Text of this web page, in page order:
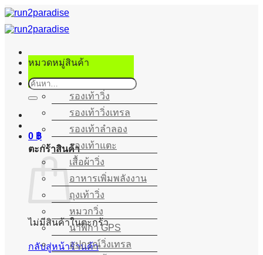
ข้าม
ไป
เนื้อหา
ค้นหา:
0 ฿
ตะกร้าสินค้า
ไม่มีสินค้าในตะกร้า
กลับสู่หน้าร้านค้า
หมวดหมู่สินค้า
รองเท้าวิ่ง
รองเท้าวิ่งเทรล
รองเท้าลำลอง
รองเท้าแตะ
เสื้อผ้าวิ่ง
อาหารเพิ่มพลังงาน
ถุงเท้าวิ่ง
หมวกวิ่ง
นาฬิกา GPS
อุปกรณ์วิ่งเทรล